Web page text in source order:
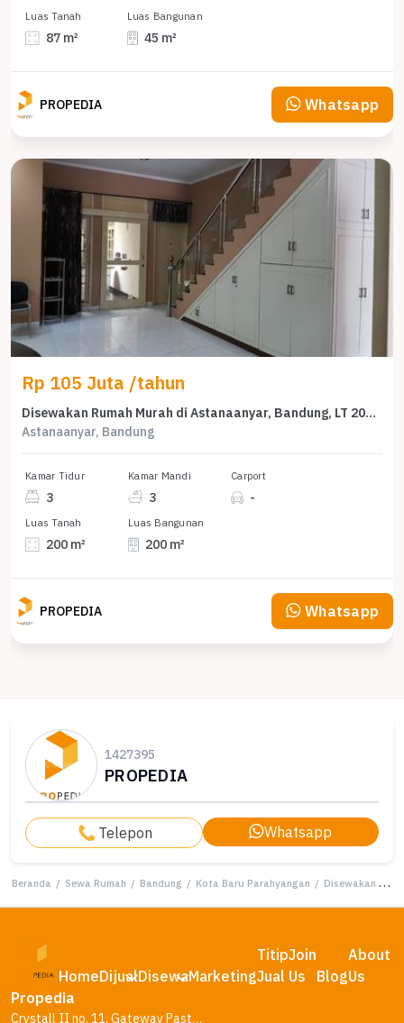
Luas Tanah
87 m²
Luas Bangunan
45 m²
PROPEDIA Whatsapp
Rp 105 Juta /tahun
Disewakan Rumah Murah di Astanaanyar, Bandung, LT 200m²
Astanaanyar, Bandung
Kamar Tidur
3
Kamar Mandi
3
Carport
-
Luas Tanah
200 m²
Luas Bangunan
200 m²
PROPEDIA Whatsapp
1427395
PROPEDIA
Telepon Whatsapp
Beranda / Sewa Rumah / Bandung / Kota Baru Parahyangan / Disewakan Rumah Terjangkau di Kota Baru Parahyangan, Bandung, LT 120m²
HomeDijualDisewaMarketing
Titip
Jual
Join
Us
Blog
About
Us
Propedia
Crystall II no. 11, Gateway Pasteur Residence, Bandung – Jawa Barat